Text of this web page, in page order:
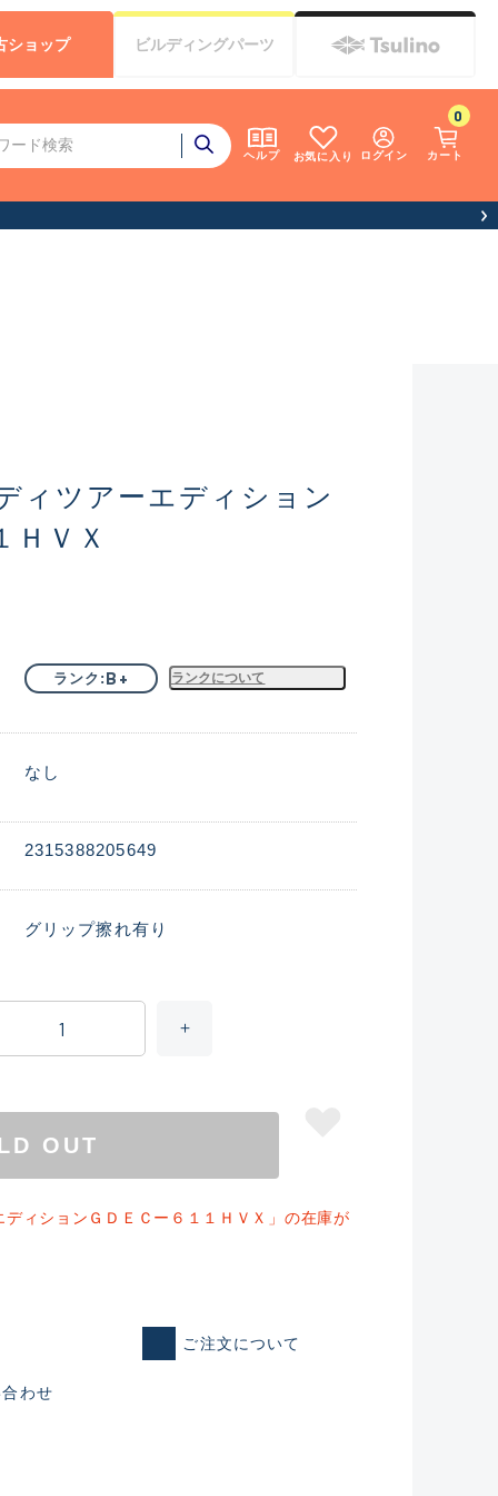
ヘルプ お気に入り ログイン カート
0
ショップ ビルディングパーツ
れた未使用
ものも含む
ィツアーエディション
ＨＶＸ
ランク B+ ランクについて
なし
2315388205649
グリップ擦れ有り
OUT
ディションＧＤＥＣー６１１ＨＶＸ」の在庫が
ご注文について
わせ